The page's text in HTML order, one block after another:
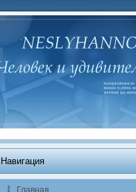
Навигация
Главная